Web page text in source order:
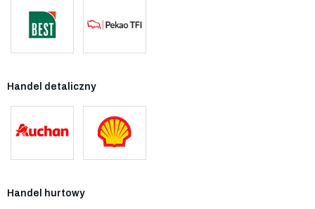
Handel detaliczny
Handel hurtowy